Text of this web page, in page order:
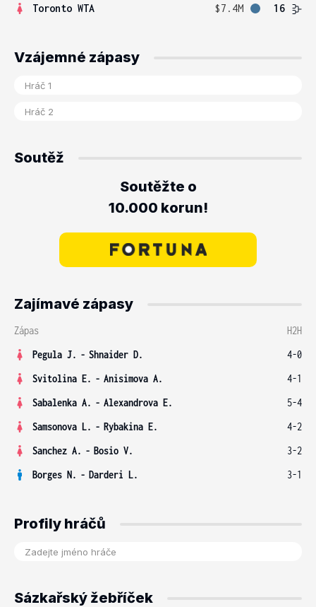
Toronto WTA
$7.4M 16
Vzájemné zápasy
Soutěž
Soutěžte o
10.000 korun!
Zajímavé zápasy
Zápas
H2H
Pegula J. - Shnaider D.
4-0
Svitolina E. - Anisimova A.
4-1
Sabalenka A. - Alexandrova E.
5-4
Samsonova L. - Rybakina E.
4-2
Sanchez A. - Bosio V.
3-2
Borges N. - Darderi L. 3-1
Profily hráčů
Sázkařský žebříček